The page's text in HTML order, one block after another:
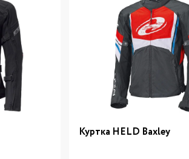
Куртка HELD Baxley